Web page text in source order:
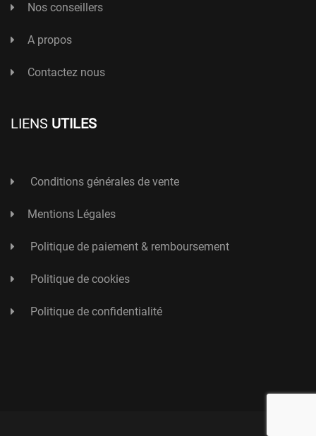
Nos conseillers
A propos
Contactez nous
LIENS UTILES
Conditions générales de vente
Mentions Légales
Politique de paiement & remboursement
Politique de cookies
Politique de confidentialité